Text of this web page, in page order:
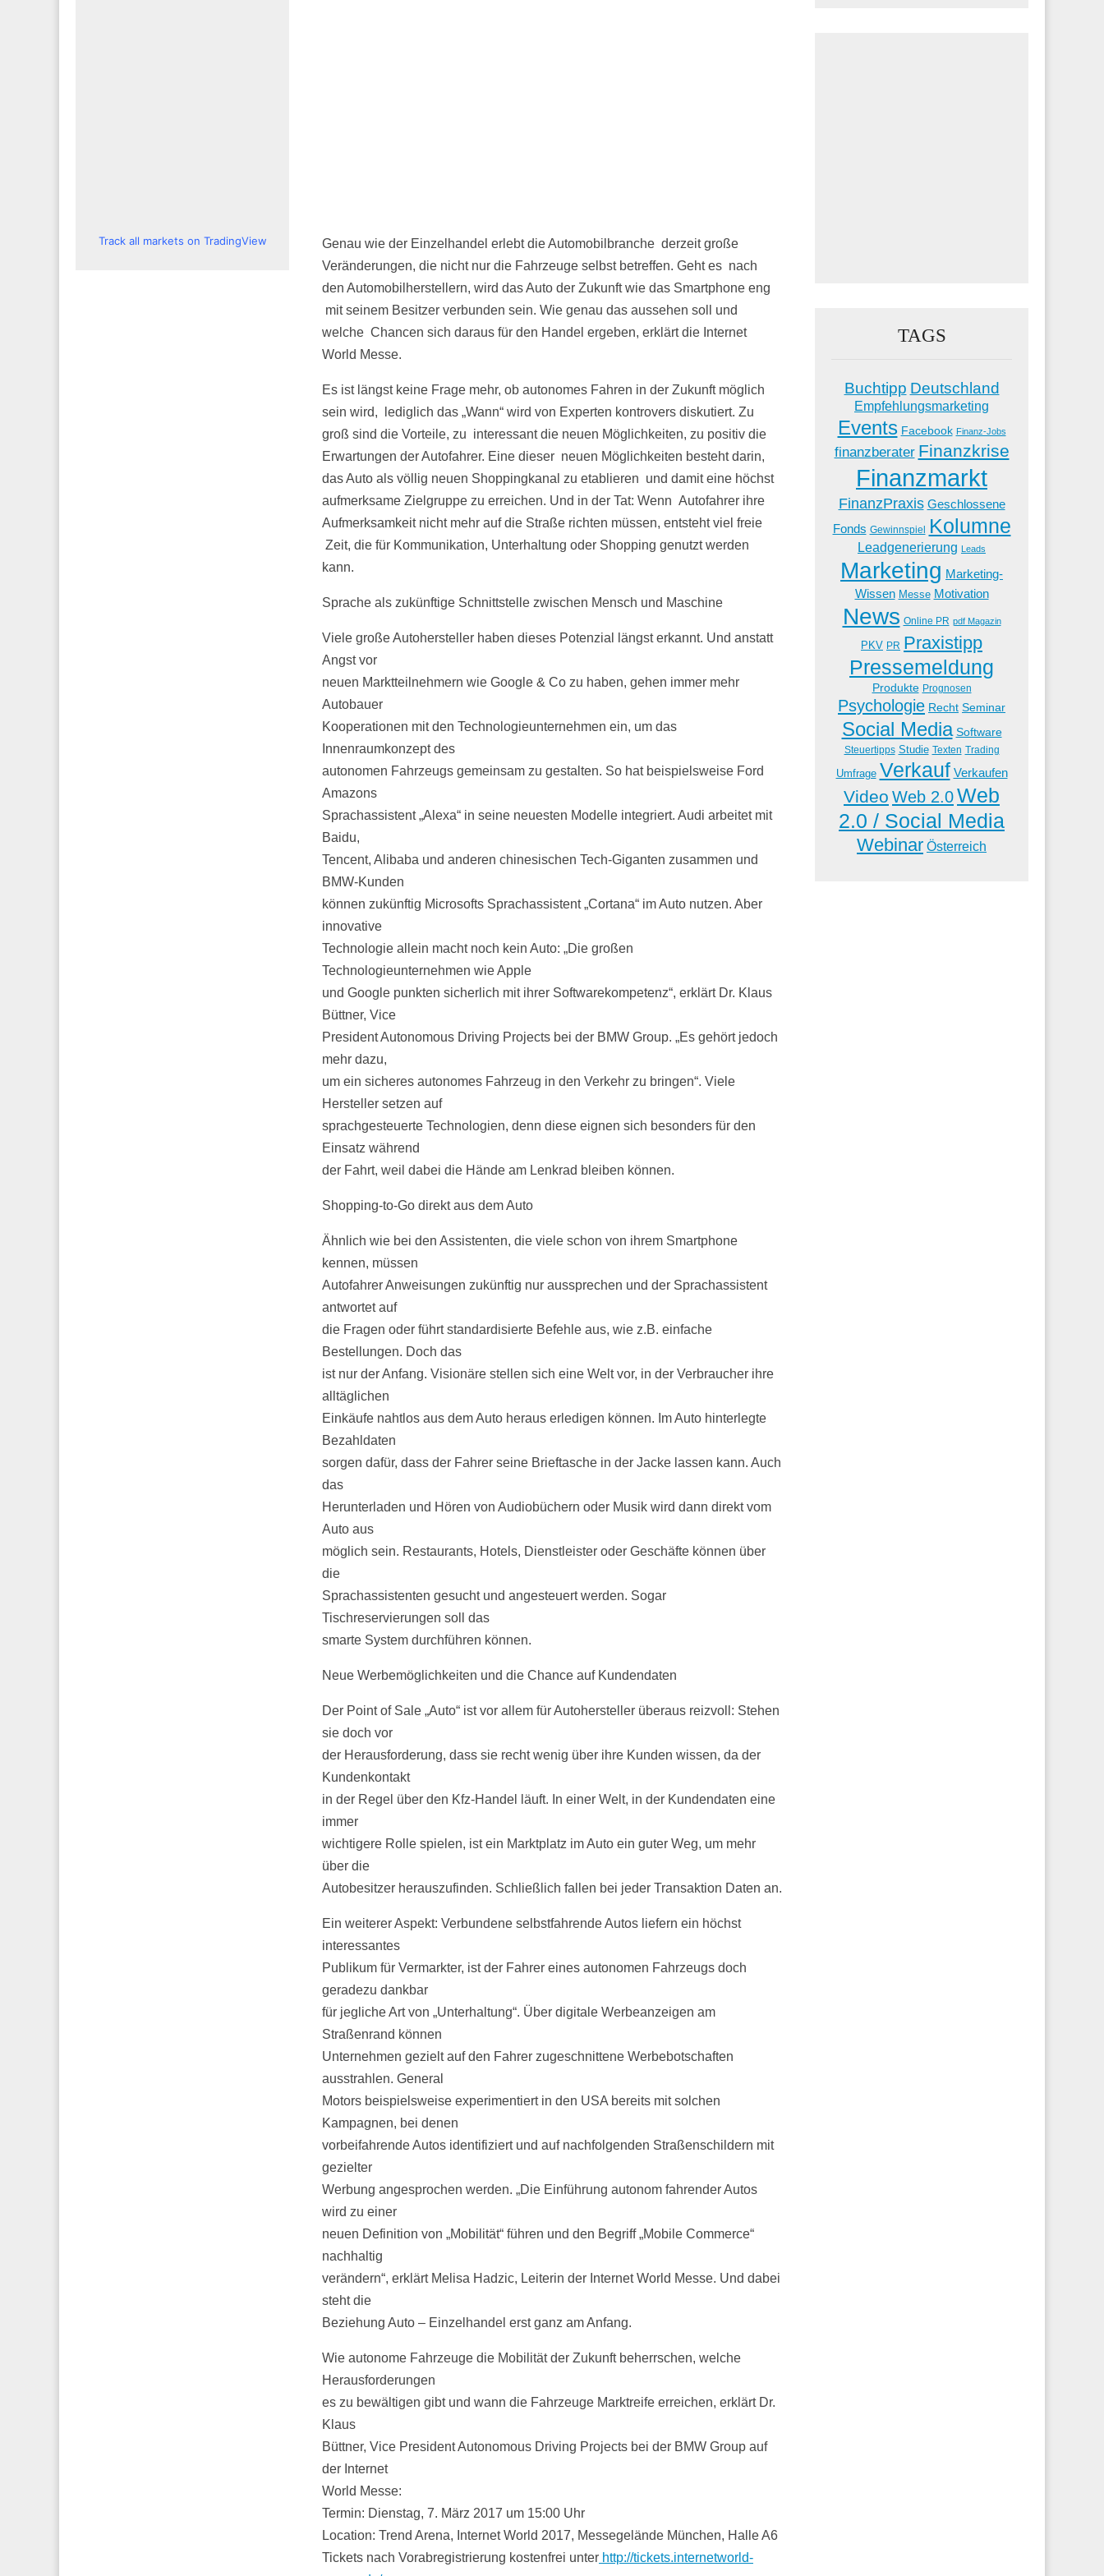
Genau wie der Einzelhandel erlebt die Automobilbranche derzeit große
Veränderungen, die nicht nur die Fahrzeuge selbst betreffen. Geht es nach
den Automobilherstellern, wird das Auto der Zukunft wie das Smartphone eng
mit seinem Besitzer verbunden sein. Wie genau das aussehen soll und
welche Chancen sich daraus für den Handel ergeben, erklärt die Internet
World Messe.
Es ist längst keine Frage mehr, ob autonomes Fahren in der Zukunft möglich
sein wird, lediglich das „Wann“ wird von Experten kontrovers diskutiert. Zu
groß sind die Vorteile, zu interessant die neuen Möglichkeiten, zu positiv die
Erwartungen der Autofahrer. Eine dieser neuen Möglichkeiten besteht darin,
das Auto als völlig neuen Shoppingkanal zu etablieren und damit eine höchst
aufmerksame Zielgruppe zu erreichen. Und in der Tat: Wenn Autofahrer ihre
Aufmerksamkeit nicht mehr auf die Straße richten müssen, entsteht viel freie
Zeit, die für Kommunikation, Unterhaltung oder Shopping genutzt werden
kann.
Sprache als zukünftige Schnittstelle zwischen Mensch und Maschine
Viele große Autohersteller haben dieses Potenzial längst erkannt. Und anstatt
Angst vor
neuen Marktteilnehmern wie Google & Co zu haben, gehen immer mehr
Autobauer
Kooperationen mit den Technologieunternehmen ein, um das
Innenraumkonzept des
autonomen Fahrzeugs gemeinsam zu gestalten. So hat beispielsweise Ford
Amazons
Sprachassistent „Alexa“ in seine neuesten Modelle integriert. Audi arbeitet mit
Baidu,
Tencent, Alibaba und anderen chinesischen Tech-Giganten zusammen und
BMW-Kunden
können zukünftig Microsofts Sprachassistent „Cortana“ im Auto nutzen. Aber
innovative
Technologie allein macht noch kein Auto: „Die großen
Technologieunternehmen wie Apple
und Google punkten sicherlich mit ihrer Softwarekompetenz“, erklärt Dr. Klaus
Büttner, Vice
President Autonomous Driving Projects bei der BMW Group. „Es gehört jedoch
mehr dazu,
um ein sicheres autonomes Fahrzeug in den Verkehr zu bringen“. Viele
Hersteller setzen auf
sprachgesteuerte Technologien, denn diese eignen sich besonders für den
Einsatz während
der Fahrt, weil dabei die Hände am Lenkrad bleiben können.
Shopping-to-Go direkt aus dem Auto
Ähnlich wie bei den Assistenten, die viele schon von ihrem Smartphone
kennen, müssen
Autofahrer Anweisungen zukünftig nur aussprechen und der Sprachassistent
antwortet auf
die Fragen oder führt standardisierte Befehle aus, wie z.B. einfache
Bestellungen. Doch das
ist nur der Anfang. Visionäre stellen sich eine Welt vor, in der Verbraucher ihre
alltäglichen
Einkäufe nahtlos aus dem Auto heraus erledigen können. Im Auto hinterlegte
Bezahldaten
sorgen dafür, dass der Fahrer seine Brieftasche in der Jacke lassen kann. Auch
das
Herunterladen und Hören von Audiobüchern oder Musik wird dann direkt vom
Auto aus
möglich sein. Restaurants, Hotels, Dienstleister oder Geschäfte können über
die
Sprachassistenten gesucht und angesteuert werden. Sogar
Tischreservierungen soll das
smarte System durchführen können.
Neue Werbemöglichkeiten und die Chance auf Kundendaten
Der Point of Sale „Auto“ ist vor allem für Autohersteller überaus reizvoll: Stehen
sie doch vor
der Herausforderung, dass sie recht wenig über ihre Kunden wissen, da der
Kundenkontakt
in der Regel über den Kfz-Handel läuft. In einer Welt, in der Kundendaten eine
immer
wichtigere Rolle spielen, ist ein Marktplatz im Auto ein guter Weg, um mehr
über die
Autobesitzer herauszufinden. Schließlich fallen bei jeder Transaktion Daten an.
Ein weiterer Aspekt: Verbundene selbstfahrende Autos liefern ein höchst
interessantes
Publikum für Vermarkter, ist der Fahrer eines autonomen Fahrzeugs doch
geradezu dankbar
für jegliche Art von „Unterhaltung“. Über digitale Werbeanzeigen am
Straßenrand können
Unternehmen gezielt auf den Fahrer zugeschnittene Werbebotschaften
ausstrahlen. General
Motors beispielsweise experimentiert in den USA bereits mit solchen
Kampagnen, bei denen
vorbeifahrende Autos identifiziert und auf nachfolgenden Straßenschildern mit
gezielter
Werbung angesprochen werden. „Die Einführung autonom fahrender Autos
wird zu einer
neuen Definition von „Mobilität“ führen und den Begriff „Mobile Commerce“
nachhaltig
verändern“, erklärt Melisa Hadzic, Leiterin der Internet World Messe. Und dabei
steht die
Beziehung Auto – Einzelhandel erst ganz am Anfang.
Wie autonome Fahrzeuge die Mobilität der Zukunft beherrschen, welche
Herausforderungen
es zu bewältigen gibt und wann die Fahrzeuge Marktreife erreichen, erklärt Dr.
Klaus
Büttner, Vice President Autonomous Driving Projects bei der BMW Group auf
der Internet
World Messe:
Termin: Dienstag, 7. März 2017 um 15:00 Uhr
Location: Trend Arena, Internet World 2017, Messegelände München, Halle A6
Tickets nach Vorabregistrierung kostenfrei unter http://tickets.internetworld-
Track all markets on TradingView
TAGS
Buchtipp Deutschland
Empfehlungsmarketing
Events Facebook Finanz-Jobs
finanzberater Finanzkrise
Finanzmarkt
FinanzPraxis Geschlossene
Fonds Gewinnspiel Kolumne
Leadgenerierung Leads
Marketing Marketing-
Wissen Messe Motivation
News Online PR pdf Magazin
PKV PR Praxistipp
Pressemeldung
Produkte Prognosen
Psychologie Recht Seminar
Social Media Software
Steuertipps Studie Texten Trading
Umfrage Verkauf Verkaufen
Video Web 2.0Web
2.0 / Social Media
Webinar Österreich